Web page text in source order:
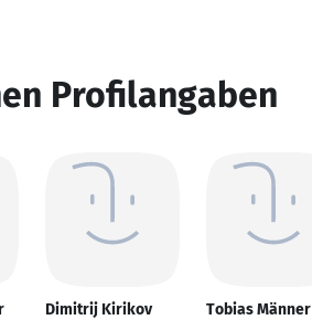
Profilangaben
Dimitrij Kirikov Tobias Männer